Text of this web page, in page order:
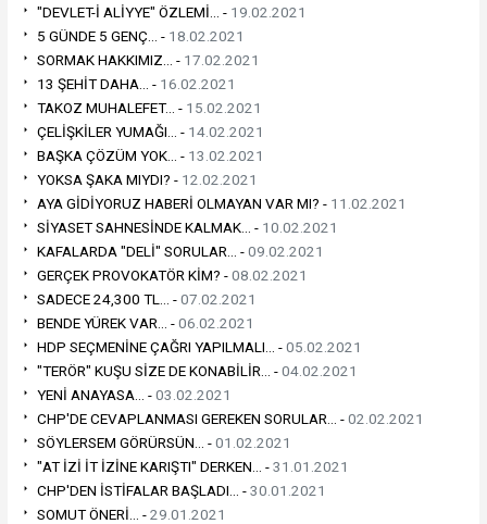
"DEVLET-İ ALİYYE" ÖZLEMİ... - 19.02.2021
5 GÜNDE 5 GENÇ... - 18.02.2021
SORMAK HAKKIMIZ... - 17.02.2021
13 ŞEHİT DAHA... - 16.02.2021
TAKOZ MUHALEFET... - 15.02.2021
ÇELİŞKİLER YUMAĞI... - 14.02.2021
BAŞKA ÇÖZÜM YOK... - 13.02.2021
YOKSA ŞAKA MIYDI? - 12.02.2021
AYA GİDİYORUZ HABERİ OLMAYAN VAR MI? - 11.02.2021
SİYASET SAHNESİNDE KALMAK... - 10.02.2021
KAFALARDA "DELİ" SORULAR... -09.02.2021
GERÇEK PROVOKATÖR KİM? -08.02.2021
SADECE 24,300 TL... -07.02.2021
BENDE YÜREK VAR... -06.02.2021
HDP SEÇMENİNE ÇAĞRI YAPILMALI... -05.02.2021
"TERÖR" KUŞU SİZE DE KONABİLİR... -04.02.2021
YENİ ANAYASA... -03.02.2021
CHP'DE CEVAPLANMASI GEREKEN SORULAR... -02.02.2021
SÖYLERSEM GÖRÜRSÜN... -01.02.2021
"AT İZİ İT İZİNE KARIŞTI" DERKEN... -31.01.2021
CHP'DEN İSTİFALAR BAŞLADI... -30.01.2021
SOMUT ÖNERİ... -29.01.2021